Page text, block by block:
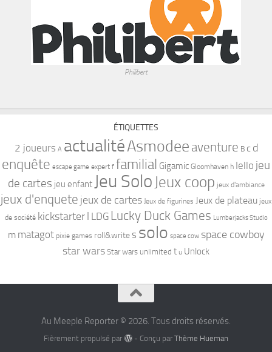
Philibert
ÉTIQUETTES
2 joueurs A actualitéAsmodee aventure B c d
enquête escape game expert f familial Gigamic Gloomhaven h Iello jeu
de cartes jeu enfant Jeu Solo Jeux coop jeux d'ambiance
jeux d'enquete jeux de cartes Jeux de figurines Jeux de plateau jeux
de société kickstarter l LDG Lucky Duck Games Lumberjacks Studio
m matagot pixie games roll&write s solo space cow space cowboy
star wars Star wars unlimited t u Unlock
Au Meeple Reporter © 2026. Tous droits réservés.
Fièrement propulsé par - Conçu par Thème Hueman